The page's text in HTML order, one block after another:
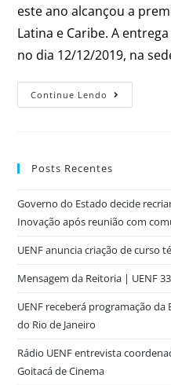
este ano alcançou a
Latina e Caribe. A
no dia 12/12/2019, na
Continue Lendo
Posts Recentes
Governo do Estado decide
Inovação após reunião com
UENF anuncia criação de curso
Mensagem da Reitoria | UENF
UENF receberá programação
do Rio de Janeiro
Rádio UENF entrevista
Goitacá de Cinema